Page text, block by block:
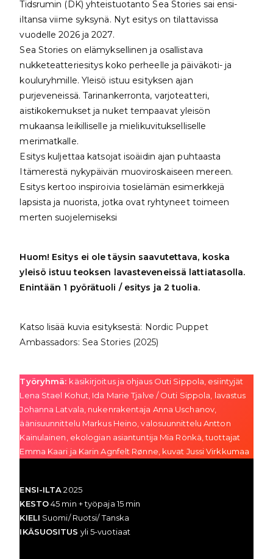
Tidsrumin (DK) yhteistuotanto Sea Stories sai ensi-
iltansa viime syksynä. Nyt esitys on tilattavissa
vuodelle 2026 ja 2027.
Sea Stories on elämyksellinen ja osallistava
nukketeatteriesitys koko perheelle ja päiväkoti- ja
kouluryhmille. Yleisö istuu esityksen ajan
purjeveneissä. Tarinankerronta, varjoteatteri,
aistikokemukset ja nuket tempaavat yleisön
mukaansa leikilliselle ja mielikuvitukselliselle
merimatkalle.
Esitys kuljettaa katsojat isoäidin ajan puhtaasta
Itämerestä nykypäivän muoviroskaiseen mereen.
Esitys kertoo inspiroivia tosielämän esimerkkejä
lapsista ja nuorista, jotka ovat ryhtyneet toimeen
merten suojelemiseksi
Huom! Esitys ei ole täysin saavutettava, koska
yleisö istuu teoksen lavasteveneissä lattiatasolla.
Enintään 1 pyörätuoli / esitys ja 2 tuolia.
Katso lisää kuvia esityksestä: Nordic Puppet
Ambassadors: Sea Stories (2025)
Työryhmä: käsikirjoitus ja ohjaus Outi Sippola, esiintyjät
Lena Stael Kohut, Ida Marie Tjalve / Outi Sippola, lavastus
Johanna Latvala, nukenrakentaja Anna Uschanov,
äänisuunnittelu Markus Heino, valosuunnittelu Antton
Kainulainen, ekologian asiantuntija Mia Rönkä, tuottajat
Emma Kaari ja Karin Agnfelt Rønne, kuvat Jussi Virkkumaa
ENSI-ILTA2025
KESTO45 min + työpaja 15 min
KIELI Suomi/ Ruotsi/ Tanska
IKÄSUOSITUS yli 5-vuotiaat